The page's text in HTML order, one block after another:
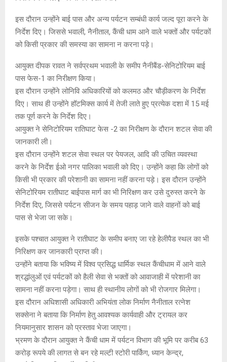
इस दौरान उन्होंने बाई पास और अन्य पर्यटन सम्बंधी कार्य जल्द पूरा करने के
निर्देश दिए। जिससे भवाली, नैनीताल, कैंची धाम आने वाले भक्तों और पर्यटकों
को किसी प्रकार की समस्या का सामना न करना पड़े।
आयुक्त दीपक रावत ने सर्वप्रथम भवाली के समीप नैनीबैंड-सेनिटोरियम बाई
पास फेस-1 का निरीक्षण किया।
इस दौरान उन्होंने लोनिवि अधिकारियों को कलमठ और चौड़ीकरण के निर्देश
दिए। साथ ही उन्होंने हॉटमिक्स कार्य में तेजी लाते हुए प्रत्येक दशा में 15 मई
तक पूर्ण करने के निर्देश दिए।
आयुक्त ने सेनिटोरियम रातिघाट फेस -2 का निरीक्षण के दौरान शटल सेवा की
जानकारी ली।
इस दौरान उन्होंने शटल सेवा स्थल पर पेयजल, आदि की उचित व्यवस्था
करने के निर्देश ईओ नगर पालिका भवाली को दिए। उन्होंने कहा कि लोगों को
किसी भी प्रकार की परेशानी का सामना नहीं करना पड़े। इस दौरान उन्होंने
सेनिटोरियम रातीघाट बाईपास मार्ग का भी निरिक्षण कर उसे दुरुस्त करने के
निर्देश दिए, जिससे पर्यटन सीजन के समय पहाड़ जाने वाले वाहनों को बाई
पास से भेजा जा सके।
इसके पश्चात आयुक्त ने रातीघाट के समीप बनाए जा रहे हेलीपैड स्थल का भी
निरिक्षण कर जानकारी प्राप्त की।
उन्होंने बताया कि भविष्य में विश्व प्रसिद्ध धार्मिक स्थल कैंचीधाम में आने वाले
श्रद्धांलुओं एवं पर्यटकों को हैली सेवा से भक्तों को आवाजाही में परेशानी का
सामना नहीं करना पड़ेगा। साथ ही स्थानीय लोगों को भी रोजगार मिलेगा।
इस दौरान अधिशासी अधिकारी अभियंता लोक निर्माण नैनीताल रत्नेश
सक्सेना ने बताया कि निर्माण हेतु आवश्यक कार्यवाही और ट्रायल कर
नियमानुसार शासन को प्रस्ताव भेजा जाएगा।
भ्रमण के दौरान आयुक्त ने कैंची धाम में पर्यटन विभाग की भूमि पर करीब 63
करोड़ रूपये की लागत से बन रहे मल्टी स्टोरी पार्किंग, ध्यान केन्द्र,